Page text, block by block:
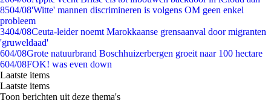
8504/08'Witte' mannen discrimineren is volgens OM geen enkel
probleem
3404/08Ceuta-leider noemt Marokkaanse grensaanval door migranten
'gruweldaad'
604/08Grote natuurbrand Boschhuizerbergen groeit naar 100 hectare
604/08FOK! was even down
Laatste items
Laatste items
Toon berichten uit deze thema's